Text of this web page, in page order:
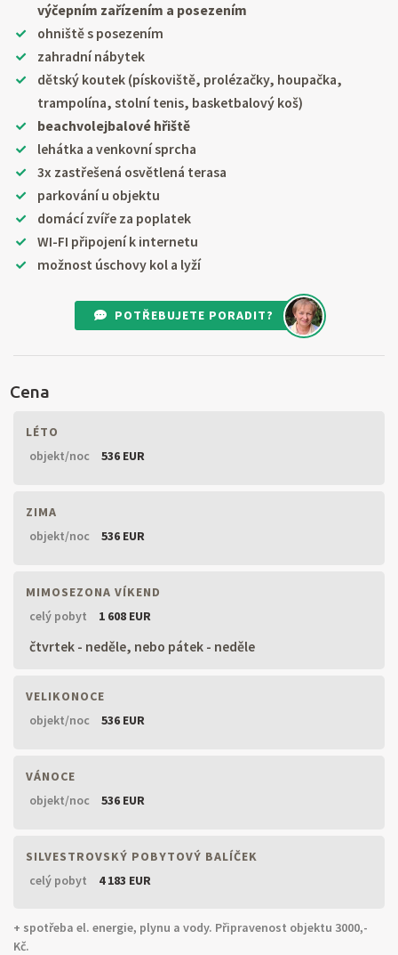
výčepním zařízením a posezením
ohniště s posezením
zahradní nábytek
dětský koutek (pískoviště, prolézačky, houpačka,
trampolína, stolní tenis, basketbalový koš)
beachvolejbalové hřiště
lehátka a venkovní sprcha
3x zastřešená osvětlená terasa
parkování u objektu
domácí zvíře za poplatek
WI-FI připojení k internetu
možnost úschovy kol a lyží
POTŘEBUJETE PORADIT?
Cena
LÉTO
objekt/noc
536 EUR
ZIMA
objekt/noc
536 EUR
MIMOSEZONA VÍKEND
celý pobyt
1 608 EUR
čtvrtek - neděle, nebo pátek - neděle
VELIKONOCE
objekt/noc
536 EUR
VÁNOCE
objekt/noc
536 EUR
SILVESTROVSKÝ POBYTOVÝ BALÍČEK
celý pobyt
4 183 EUR
+ spotřeba el. energie, plynu a vody. Připravenost objektu 3000,-
Kč.